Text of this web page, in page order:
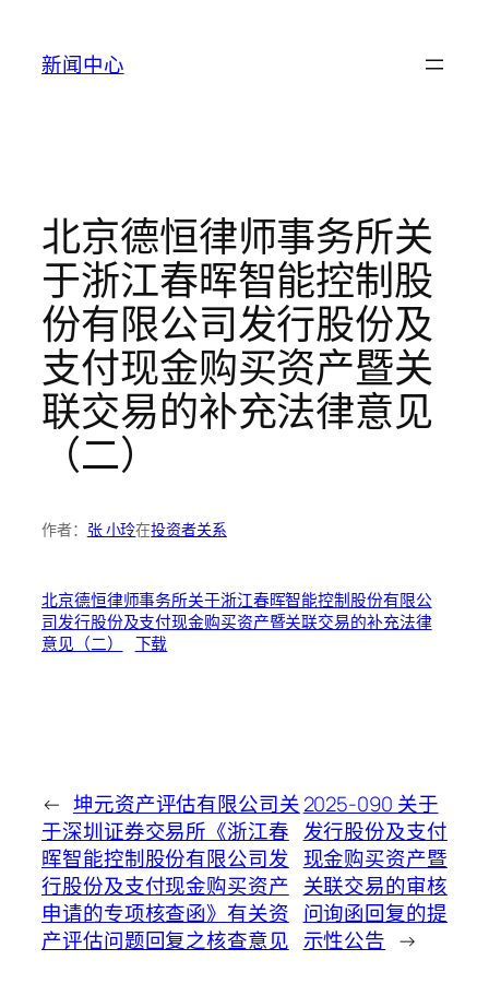
新闻中心
北京德恒律师事务所关
于浙江春晖智能控制股
份有限公司发行股份及
支付现金购买资产暨关
联交易的补充法律意见
（二）
作者： 张 小玲在投资者关系
北京德恒律师事务所关于浙江春晖智能控制股份有限公
司发行股份及支付现金购买资产暨关联交易的补充法律
意见（二）
下载
← 坤元资产评估有限公司关
于深圳证券交易所《浙江春
晖智能控制股份有限公司发
行股份及支付现金购买资产
申请的专项核查函》有关资
产评估问题回复之核查意见
2025-090 关于
发行股份及支付
现金购买资产暨
关联交易的审核
问询函回复的提
示性公告 →